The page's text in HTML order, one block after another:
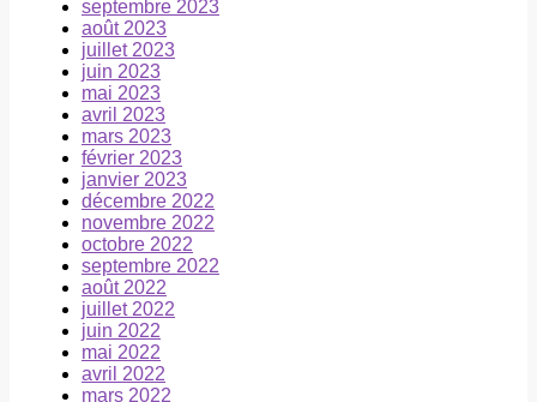
septembre 2023
août 2023
juillet 2023
juin 2023
mai 2023
avril 2023
mars 2023
février 2023
janvier 2023
décembre 2022
novembre 2022
octobre 2022
septembre 2022
août 2022
juillet 2022
juin 2022
mai 2022
avril 2022
mars 2022